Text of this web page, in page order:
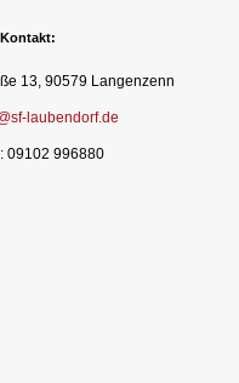
Kontakt:
13, 90579 Langenzenn
laubendorf.de
09102 996880